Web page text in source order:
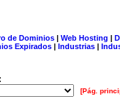
de Dominios| Web Hosting |
Expirados | Industrias |
[Pág.